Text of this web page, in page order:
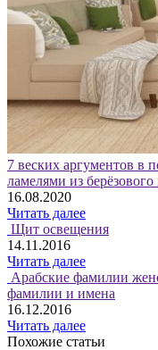
7 веских аргументов в
ламелями из
16.08.2020
Читать далее
Щит освещения
14.11.2016
Читать далее
Арабские фамилии
фамилии и имена
16.12.2016
Читать далее
Похожие статьи